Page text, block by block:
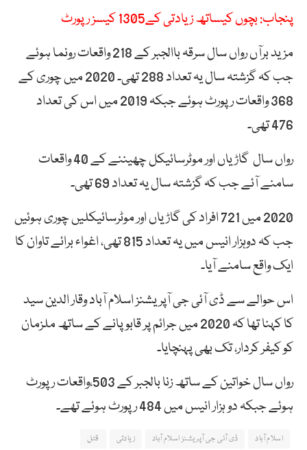
پنجاب: بچوں کیساتھ زیادتی کے1305 کیسز رپورٹ
مزید برآں رواں سال سرقہ باالجبر کے 218 واقعات رونما ہوئے
جب کہ گزشتہ سال یہ تعداد 288 تھی۔ 2020 میں چوری کے
368 واقعات رپورٹ ہوئے جبکہ 2019 میں اس کی تعداد
476 تھی۔
رواں سال گاڑیاں اور موٹرسائیکل چھیننے کے 40 واقعات
سامنے آئے جب کہ گزشتہ سال یہ تعداد 69 تھی۔
2020 میں 721 افراد کی گاڑیاں اور موٹرسائیکلیں چوری ہوئیں
جب کہ دوہزار انیس میں یہ تعداد 815 تھی، اغواء برائے تاوان کا
ایک واقع سامنے آیا۔
اس حوالے سے ڈی آئی جی آپریشنز اسلام آباد وقار الدین سید
کا کہنا تھا کہ 2020 میں جرائم پر قابو پانے کے ساتھ ملزمان
کو کیفر کردار، تک بھی پہنچایا۔
رواں سال خواتین کے ساتھ زنا بالجبر کے 503،واقعات رپورٹ
ہوئے جبکہ دو ہزار انیس میں 484 رپورٹ ہوئے تھے۔
اسلام آباد ڈی آئی جی آپریشنز اسلام آباد زیادتی قتل